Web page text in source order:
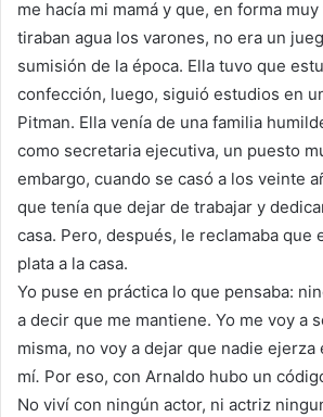
me hacía mi mamá y que, en forma
tiraban agua los varones, no era un
sumisión de la época. Ella tuvo que
confección, luego, siguió estudios en
Pitman. Ella venía de una familia
como secretaria ejecutiva, un puesto
embargo, cuando se casó a los veinte
que tenía que dejar de trabajar y
casa. Pero, después, le reclamaba que
plata a la casa.
Yo puse en práctica lo que pensaba:
a decir que me mantiene. Yo me voy a
misma, no voy a dejar que nadie
mí. Por eso, con Arnaldo hubo un
No viví con ningún actor, ni actriz